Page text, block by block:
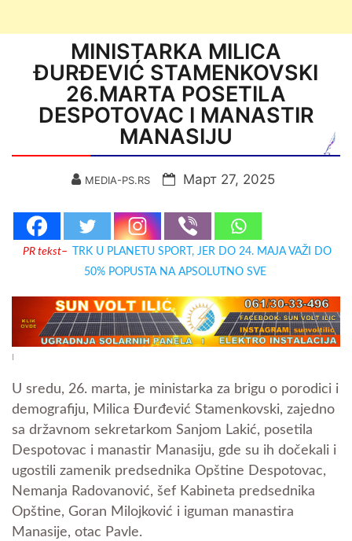
MINISTARKA MILICA
ĐURĐEVIĆ STAMENKOVSKI
26.MARTA POSETILA
DESPOTOVAC I MANASTIR
MANASIJU
MEDIA-PS.RS Март 27, 2025
PR tekst–
TRK U PLANETU SPORT, JER DO 24. MAJA VAŽI DO
50% POPUSTA NA APSOLUTNO SVE
I
U sredu, 26. marta, je ministarka za brigu o porodici i
demografiju, Milica Đurđević Stamenkovski, zajedno
sa državnom sekretarkom Sanjom Lakić, posetila
Despotovac i manastir Manasiju, gde su ih dočekali i
ugostili zamenik predsednika Opštine Despotovac,
Nemanja Radovanović, šef Kabineta predsednika
Opštine, Goran Milojković i iguman manastira
Manasije, otac Pavle.